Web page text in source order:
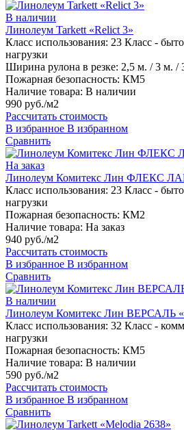
В наличии
Линолеум Tarkett «Relict 3»
Класс использования: 23 Класс -
нагрузки
Ширина рулона в резке: 2,5 м. / 3 м. /
Пожарная безопасность: КМ5
Наличие товара: В наличии
990 руб./м2
Рассчитать стоимость
В избранное В избранном
Сравнить
На заказ
Линолеум Комитекс Лин ФЛЕКС
Класс использования: 23 Класс -
нагрузки
Пожарная безопасность: КМ2
Наличие товара: На заказ
940 руб./м2
Рассчитать стоимость
В избранное В избранном
Сравнить
В наличии
Линолеум Комитекс Лин ВЕРСАЛЬ
Класс использования: 32 Класс -
нагрузки
Пожарная безопасность: КМ5
Наличие товара: В наличии
590 руб./м2
Рассчитать стоимость
В избранное В избранном
Сравнить